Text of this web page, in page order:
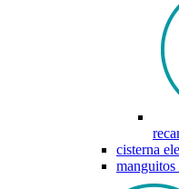
cisterna